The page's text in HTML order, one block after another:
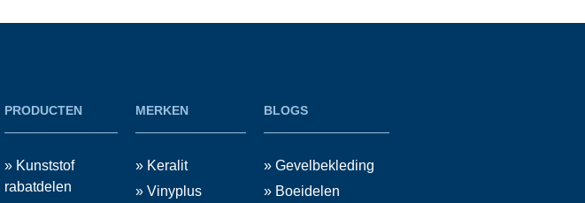
PRODUCTEN
» Kunststof
rabatdelen
MERKEN
» Keralit
» Vinyplus
BLOGS
» Gevelbekleding
» Boeidelen